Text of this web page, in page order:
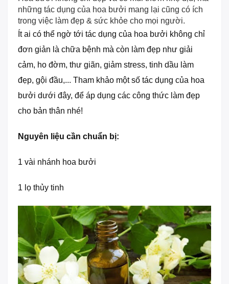
những tác dụng của hoa bưởi mang lại cũng có ích
trong việc làm đẹp & sức khỏe cho mọi người.
Ít ai có thể ngờ tới tác dụng của hoa bưởi không chỉ
đơn giản là chữa bệnh mà còn làm đẹp như giải
cảm, ho đờm, thư giãn, giảm stress, tinh dầu làm
đẹp, gội đầu,... Tham khảo một số tác dụng của hoa
bưởi dưới đây, để áp dụng các công thức làm đẹp
cho bản thân nhé!
Nguyên liệu cần chuẩn bị:
1 vài nhánh hoa bưởi
1 lọ thủy tinh